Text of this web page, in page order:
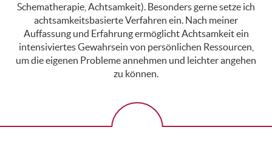
Schematherapie, Achtsamkeit). Besonders gerne setze ich
achtsamkeitsbasierte Verfahren ein. Nach meiner
Auffassung und Erfahrung ermöglicht Achtsamkeit ein
intensiviertes Gewahrsein von persönlichen Ressourcen,
um die eigenen Probleme annehmen und leichter angehen
zu können.